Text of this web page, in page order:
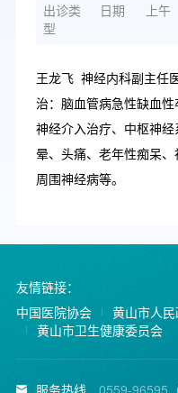
出诊类
型
日期 上午
王龙飞 神经内科副主任
治：脑血管病急性缺血
神经介入治疗、中枢神
晕、头痛、老年性痴呆、
周围神经病等。
友情链接：
中国医院协会
黄山市人
黄山市卫生健康委员会
服务热线 0559-96595